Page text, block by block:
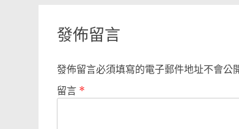
發佈留言
發佈留言必須填寫的電子郵件地址不會公
留言 *